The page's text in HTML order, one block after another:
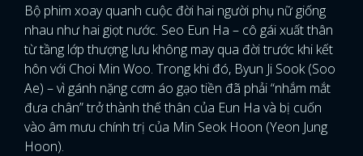
Bộ phim xoay quanh cuộc đời hai người phụ nữ giống
nhau như hai giọt nước. Seo Eun Ha – cô gái xuất thân
từ tầng lớp thượng lưu không may qua đời trước khi kết
hôn với Choi Min Woo. Trong khi đó, Byun Ji Sook (Soo
Ae) – vì gánh nặng cơm áo gạo tiền đã phải “nhắm mắt
đưa chân” trở thành thế thân của Eun Ha và bị cuốn
vào âm mưu chính trị của Min Seok Hoon (Yeon Jung
Hoon).